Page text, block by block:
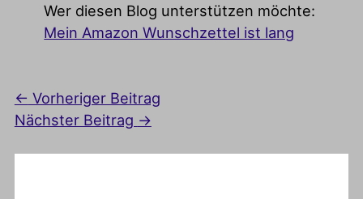
Wer diesen Blog unterstützen möchte:
Mein Amazon Wunschzettel ist lang
← Vorheriger Beitrag
Nächster Beitrag →